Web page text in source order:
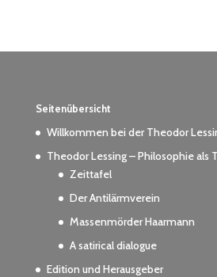
Seitenübersicht
Willkommen bei der Theodor
Theodor Lessing – Philosophie als
Zeittafel
Der Antilärmverein
Massenmörder Haarmann
A satirical dialogue
Edition und Herausgeber